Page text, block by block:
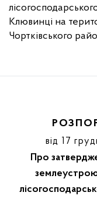
Клювинці на
Чортківського
від 17
Про
землеустрою